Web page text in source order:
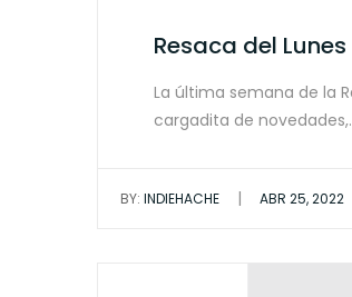
Resaca del
La última semana de la
cargadita de
BY: INDIEHACHE | ABR 25, 2022